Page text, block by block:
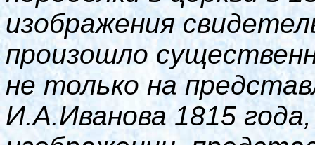
изображения
произошло
не только на
И.А.Иванова 1815